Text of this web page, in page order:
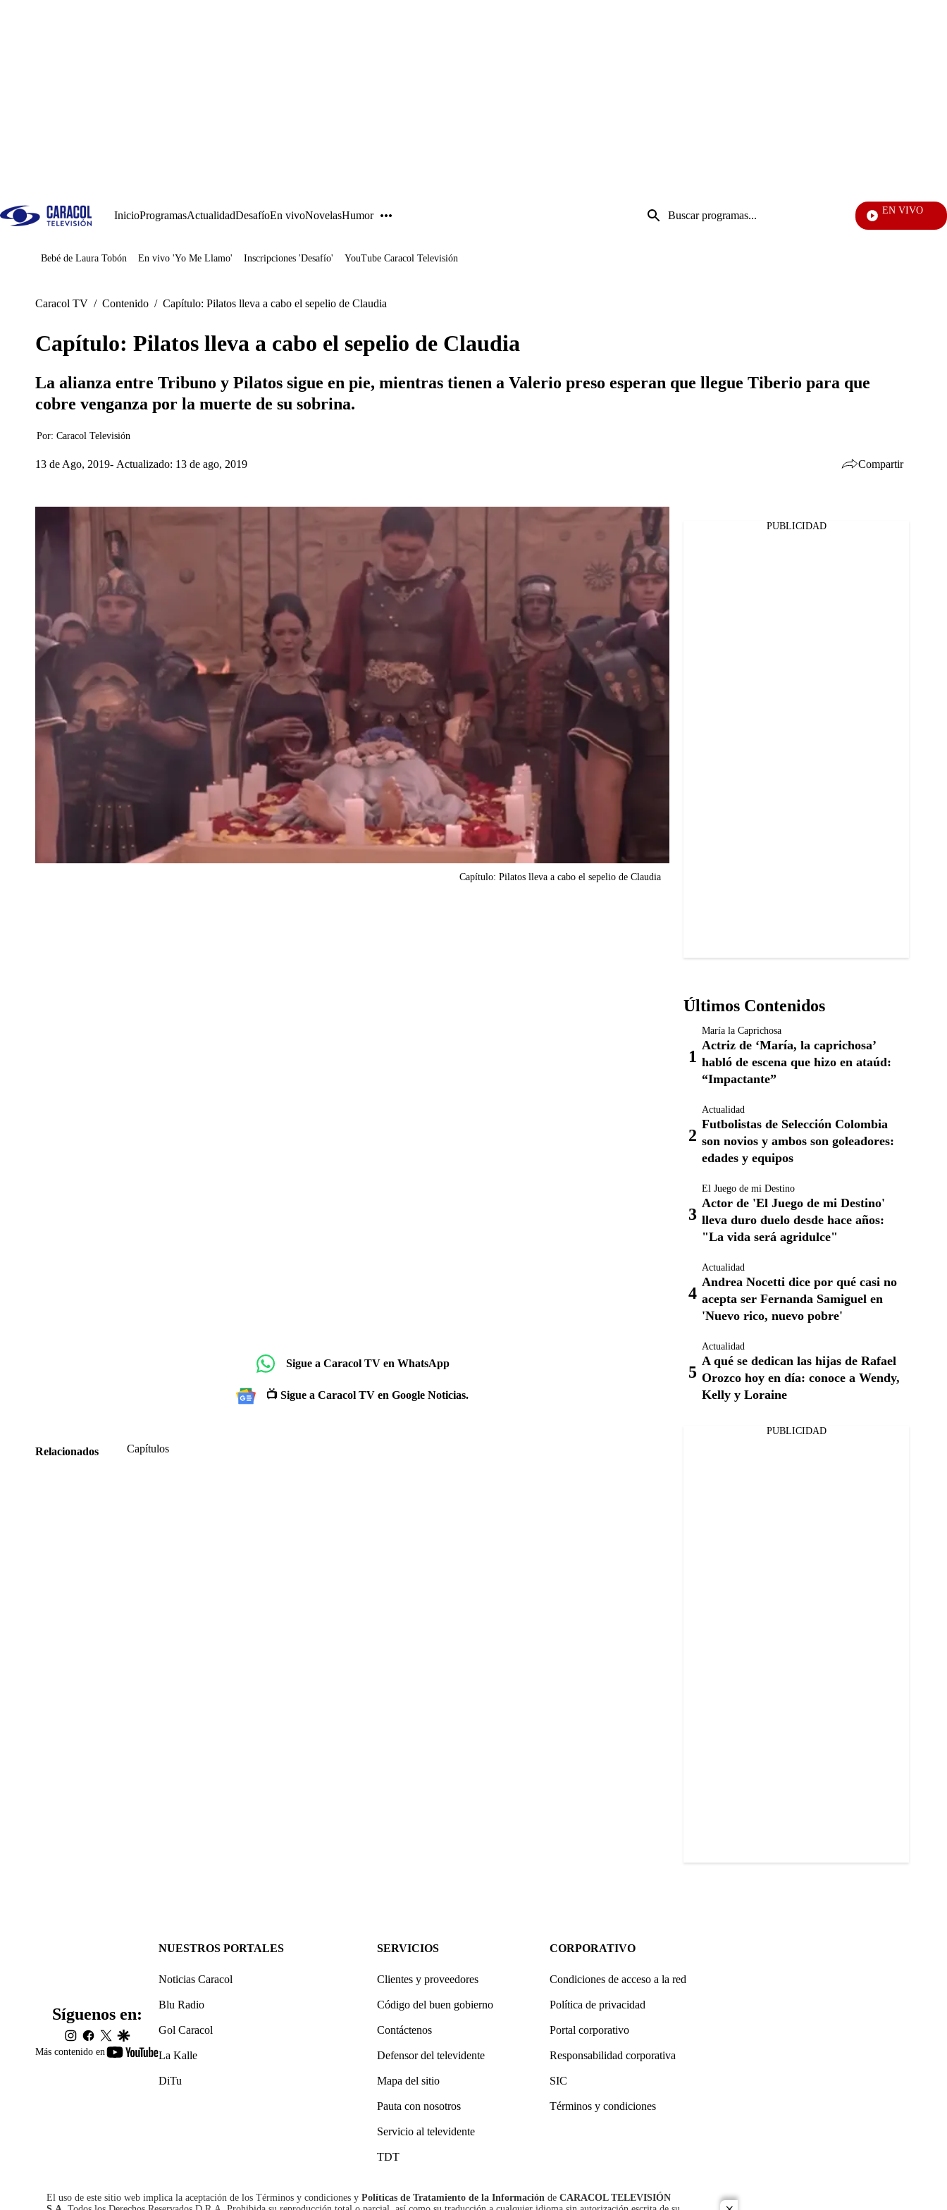
InicioProgramasActualidadDesafíoEn vivoNovelasHumor
Entrada
de
EN VIVO
Juegos
Bebé de Laura Tobón En vivo 'Yo Me Llamo' Inscripciones 'Desafío' YouTube Caracol Televisión
Caracol TV / Contenido / Capítulo: Pilatos lleva a cabo el sepelio de Claudia
Capítulo: Pilatos lleva a cabo el sepelio de Claudia
La alianza entre Tribuno y Pilatos sigue en pie, mientras tienen a Valerio preso esperan que llegue Tiberio para que
cobre venganza por la muerte de su sobrina.
Por: Caracol Televisión
13 de Ago, 2019 Actualizado: 13 de ago, 2019 Compartir
Capítulo: Pilatos lleva a cabo el sepelio de Claudia
Sigue a Caracol TV en WhatsApp
📺 Sigue a Caracol TV en Google Noticias.
Relacionados Capítulos
PUBLICIDAD
Últimos Contenidos
María la Caprichosa
Actriz de ‘María, la caprichosa’
habló de escena que hizo en ataúd:
“Impactante”
Actualidad
Futbolistas de Selección Colombia
son novios y ambos son goleadores:
edades y equipos
El Juego de mi Destino
Actor de 'El Juego de mi Destino'
lleva duro duelo desde hace años:
"La vida será agridulce"
Actualidad
Andrea Nocetti dice por qué casi no
acepta ser Fernanda Samiguel en
'Nuevo rico, nuevo pobre'
Actualidad
A qué se dedican las hijas de Rafael
Orozco hoy en día: conoce a Wendy,
Kelly y Loraine
PUBLICIDAD
Más contenido en
youtube-
Síguenos en:
instagram
facebook
twittergoogle
NUESTROS PORTALES
Noticias Caracol
Blu Radio
Gol Caracol
La Kalle
DiTu
SERVICIOS
Clientes y proveedores
Código del buen gobierno
Contáctenos
Defensor del televidente
Mapa del sitio
Pauta con nosotros
Servicio al televidente
TDT
CORPORATIVO
Condiciones de acceso a la red
Política de privacidad
Portal corporativo
Responsabilidad corporativa
SIC
Términos y condiciones
El uso de este sitio web implica la aceptación de los Términos y condiciones y Políticas de Tratamiento de la Información de CARACOL TELEVISIÓN